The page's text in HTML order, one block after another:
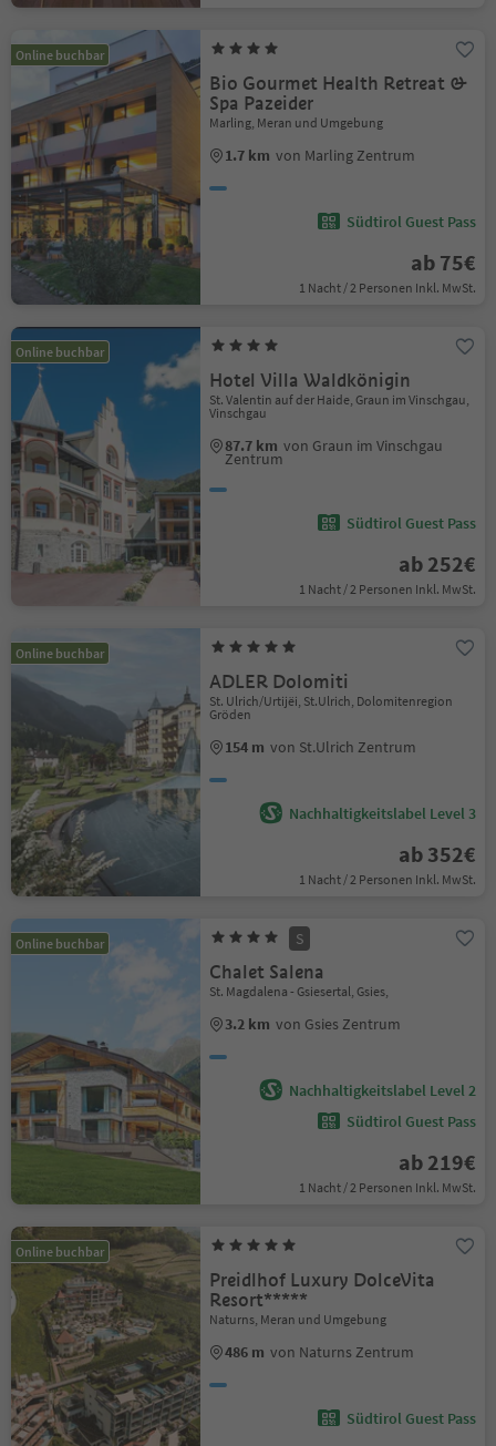
Online buchbar
Bio Gourmet Health Retreat &
Spa Pazeider
Marling, Meran und Umgebung
1.7 km von Marling Zentrum
Südtirol Guest Pass
ab 75€
1 Nacht / 2 Personen Inkl. MwSt.
Online buchbar
Hotel Villa Waldkönigin
St. Valentin auf der Haide, Graun im Vinschgau,
Vinschgau
87.7 km von Graun im Vinschgau
Zentrum
Südtirol Guest Pass
ab 252€
1 Nacht / 2 Personen Inkl. MwSt.
Online buchbar
ADLER Dolomiti
St. Ulrich/Urtijëi, St.Ulrich, Dolomitenregion
Gröden
154 m von St.Ulrich Zentrum
Nachhaltigkeitslabel Level 3
ab 352€
1 Nacht / 2 Personen Inkl. MwSt.
Online buchbar S
Chalet Salena
St. Magdalena - Gsiesertal, Gsies,
3.2 km von Gsies Zentrum
Nachhaltigkeitslabel Level 2
Südtirol Guest Pass
ab 219€
1 Nacht / 2 Personen Inkl. MwSt.
Online buchbar
Preidlhof Luxury DolceVita
Resort*****
Naturns, Meran und Umgebung
486 m von Naturns Zentrum
Südtirol Guest Pass